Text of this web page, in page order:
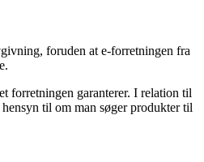
foruden at e-forretningen fra
forretningen garanterer. I relation til
til om man søger produkter til